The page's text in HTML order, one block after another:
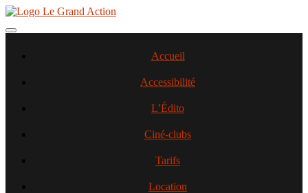
Aller
contenu
Toggle navigation
Accueil
Accessibilité
L’Édito
Ciné-clubs
Tarifs
Location